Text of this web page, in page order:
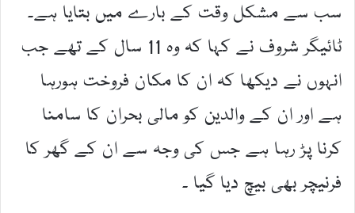
سب سے مشکل وقت کے بارے میں بتایا ہے۔
ٹائیگر شروف نے کہا کہ وہ 11 سال کے تھے جب
انہوں نے دیکھا کہ ان کا مکان فروخت ہورہا
ہے اور ان کے والدین کو مالی بحران کا سامنا
کرنا پڑ رہا ہے جس کی وجہ سے ان کے گھر کا
فرنیچر بھی بیچ دیا گیا ۔